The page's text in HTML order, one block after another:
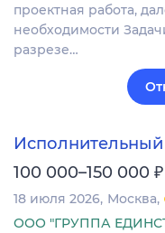
проектная работа,
необходимости
разрезе…
100 000–150 000 ₽
18 июля 2026 Москва
ООО "ГРУППА